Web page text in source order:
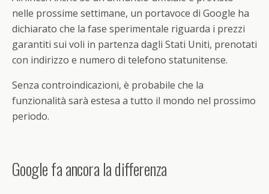
nelle prossime settimane, un portavoce di Google ha
dichiarato che la fase sperimentale riguarda i prezzi
garantiti sui voli in partenza dagli Stati Uniti, prenotati
con indirizzo e numero di telefono statunitense.
Senza controindicazioni, è probabile che la
funzionalità sarà estesa a tutto il mondo nel prossimo
periodo.
Google fa ancora la differenza